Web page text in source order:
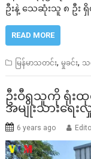
ဦးနဲ့ သေဆုံးသူ ၈ ဦး
READ MORE
မြန်မာသတင်း,မှုခင်း, သ
ဦးဝီရသူကို ရုံး
အမျိုးသားရေ
6 years ago